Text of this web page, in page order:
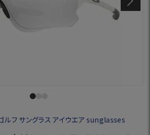
ルフ サングラス アイウエア sunglasses